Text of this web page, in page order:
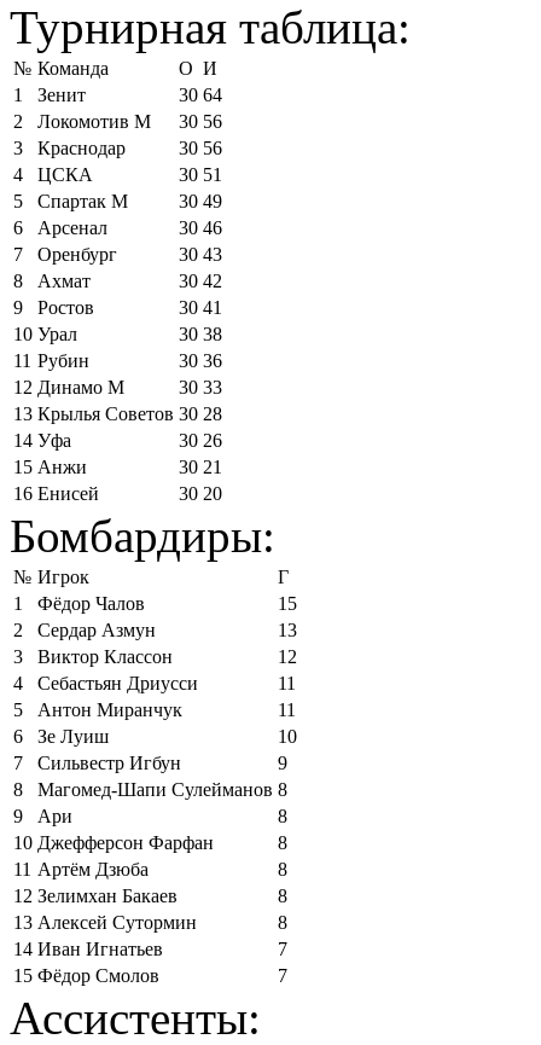
Турнирная таблица:
№ Команда О И
1
Зенит 30 64
2
Локомотив М 30 56
3
Краснодар 30 56
4
ЦСКА 30 51
5
Спартак М 30 49
6
Арсенал 30 46
7
Оренбург 30 43
8
Ахмат 30 42
9
Ростов 30 41
10 Урал 30 38
11 Рубин 30 36
12 Динамо М 30 33
13 Крылья Советов 30 28
14 Уфа 30 26
15 Анжи 30 21
16 Енисей 30 20
Бомбардиры:
№ Игрок
Г
1
Фёдор Чалов
15
2
Сердар Азмун
13
3
Виктор Классон
12
4
Себастьян Дриусси
11
5
Антон Миранчук
11
6
Зе Луиш
10
7
Сильвестр Игбун
9
8
Магомед-Шапи Сулейманов 8
9
Ари
8
10 Джефферсон Фарфан
8
11 Артём Дзюба
8
12 Зелимхан Бакаев
8
13 Алексей Сутормин
8
14 Иван Игнатьев
7
15 Фёдор Смолов 7
Ассистенты: